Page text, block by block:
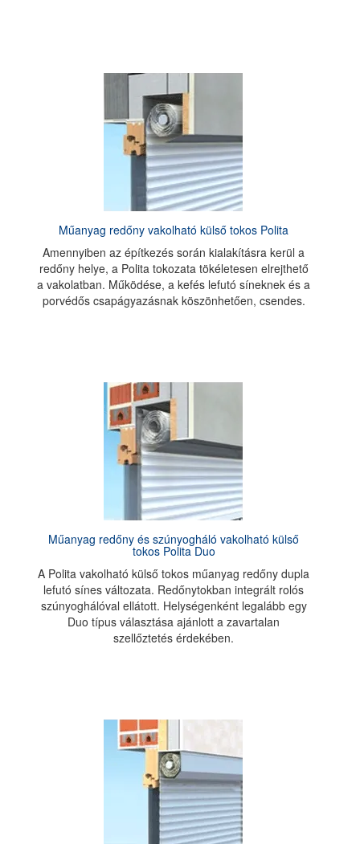
Műanyag redőny vakolható külső tokos Polita
Amennyiben az építkezés során kialakításra kerül a
redőny helye, a Polita tokozata tökéletesen elrejthető
a vakolatban. Működése, a kefés lefutó síneknek és a
porvédős csapágyazásnak köszönhetően, csendes.
Műanyag redőny és szúnyogháló vakolható külső
tokos Polita Duo
A Polita vakolható külső tokos műanyag redőny dupla
lefutó sínes változata. Redőnytokban integrált rolós
szúnyoghálóval ellátott. Helységenként legalább egy
Duo típus választása ajánlott a zavartalan
szellőztetés érdekében.